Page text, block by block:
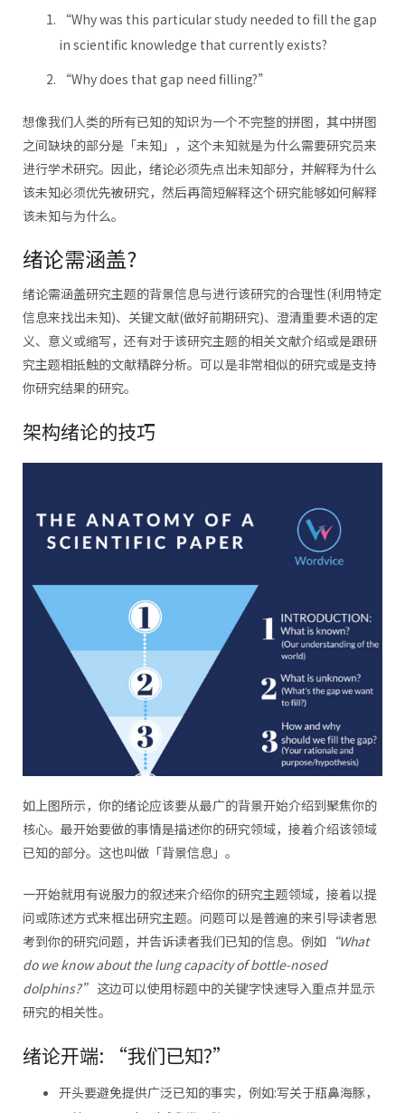
“Why was this particular study needed to fill the gap
in scientific knowledge that currently exists?
“Why does that gap need filling?”
想像我们人类的所有已知的知识为一个不完整的拼图，其中拼图
之间缺块的部分是「未知」，这个未知就是为什么需要研究员来
进行学术研究。因此，绪论必须先点出未知部分，并解释为什么
该未知必须优先被研究，然后再简短解释这个研究能够如何解释
该未知与为什么。
绪论需涵盖?
绪论需涵盖研究主题的背景信息与进行该研究的合理性(利用特定
信息来找出未知)、关键文献(做好前期研究)、澄清重要术语的定
义、意义或缩写，还有对于该研究主题的相关文献介绍或是跟研
究主题相抵触的文献精辟分析。可以是非常相似的研究或是支持
你研究结果的研究。
架构绪论的技巧
如上图所示，你的绪论应该要从最广的背景开始介绍到聚焦你的
核心。最开始要做的事情是描述你的研究领域，接着介绍该领域
已知的部分。这也叫做「背景信息」。
一开始就用有说服力的叙述来介绍你的研究主题领域，接着以提
问或陈述方式来框出研究主题。问题可以是普遍的来引导读者思
考到你的研究问题，并告诉读者我们已知的信息。例如 “What
do we know about the lung capacity of bottle-nosed
dolphins?” 这边可以使用标题中的关键字快速导入重点并显示
研究的相关性。
绪论开端: “我们已知?”
开头要避免提供广泛已知的事实，例如:写关于瓶鼻海豚，